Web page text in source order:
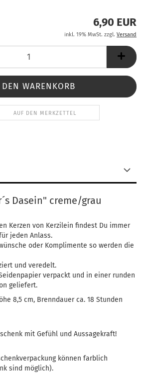
6,90 EUR
inkl. 19% MwSt. zzgl. Versand
AUF DEN MERKZETTEL
Dasein" creme/grau
Kerzen von Kerzilein findest Du immer
jeden Anlass.
oder Komplimente so werden die
und veredelt.
verpackt und in einer runden
geliefert.
8,5 cm, Brenndauer ca. 18 Stunden
mit Gefühl und Aussagekraft!
können farblich
sind möglich).